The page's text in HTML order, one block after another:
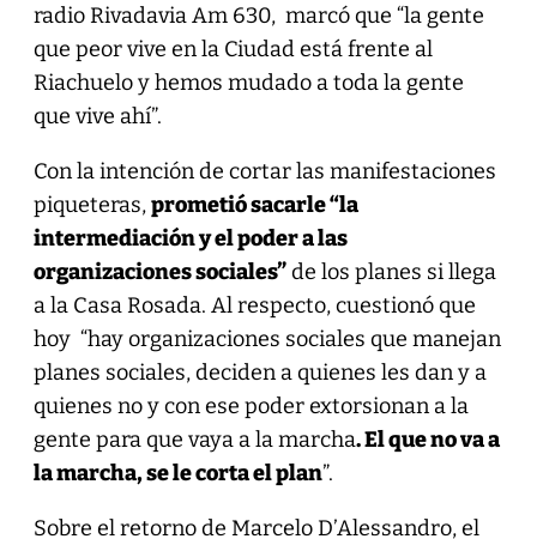
radio Rivadavia Am 630, marcó que “la gente
que peor vive en la Ciudad está frente al
Riachuelo y hemos mudado a toda la gente
que vive ahí”.
Con la intención de cortar las manifestaciones
piqueteras,prometió sacarle “la
intermediación y el poder a las
organizaciones sociales”de los planes si llega
a la Casa Rosada. Al respecto, cuestionó que
hoy “hay organizaciones sociales que manejan
planes sociales, deciden a quienes les dan y a
quienes no y con ese poder extorsionan a la
gente para que vaya a la marcha. El que no va a
la marcha, se le corta el plan”.
Sobre el retorno de Marcelo D’Alessandro, el